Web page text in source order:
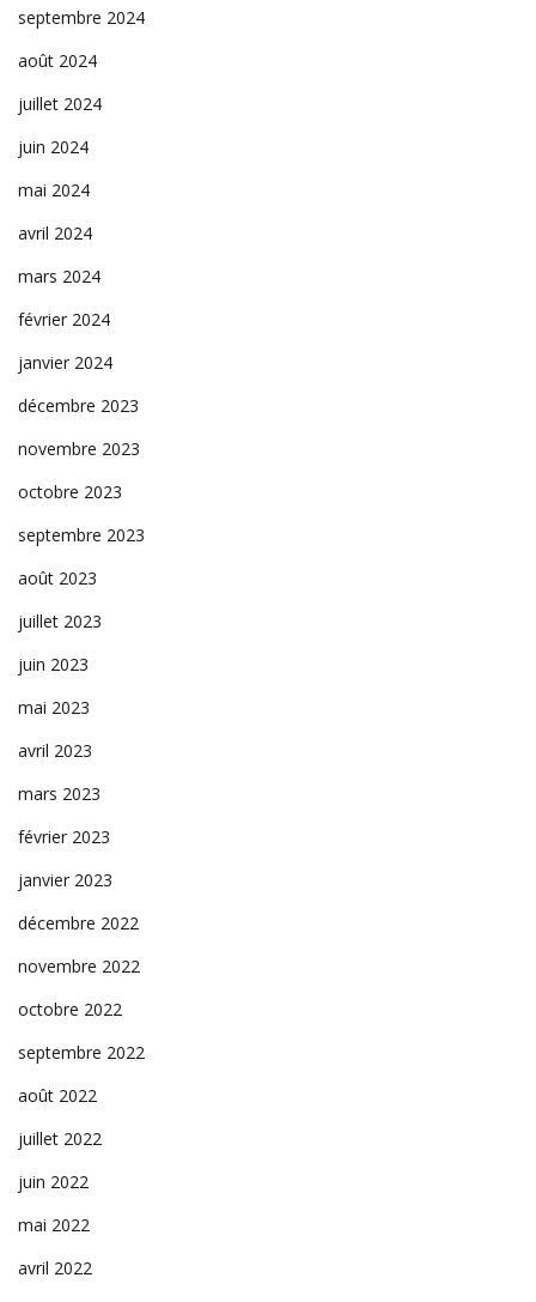
septembre 2024
août 2024
juillet 2024
juin 2024
mai 2024
avril 2024
mars 2024
février 2024
janvier 2024
décembre 2023
novembre 2023
octobre 2023
septembre 2023
août 2023
juillet 2023
juin 2023
mai 2023
avril 2023
mars 2023
février 2023
janvier 2023
décembre 2022
novembre 2022
octobre 2022
septembre 2022
août 2022
juillet 2022
juin 2022
mai 2022
avril 2022